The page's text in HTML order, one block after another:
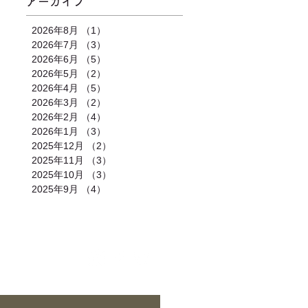
2026年8月 （1）
2026年7月
（3）
2026年6月
（5）
2026年5月
（2）
2026年4月
（5）
2026年3月
（2）
2026年2月
（4）
2026年1月
（3）
2025年12月
（2）
2025年11月
（3）
2025年10月
（3）
2025年9月
（4）